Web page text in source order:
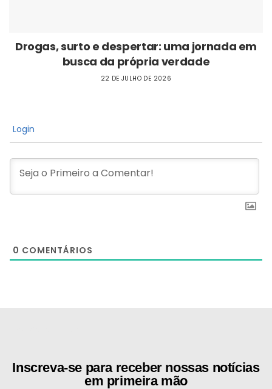
Drogas, surto e despertar: uma jornada em
busca da própria verdade
22 DE JULHO DE 2026
Login
0 COMENTÁRIOS
Inscreva-se para receber nossas notícias
em primeira mão